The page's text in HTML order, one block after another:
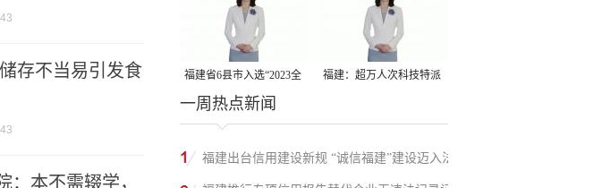
存不当易引发食
：本不需辍学，
福建省6县市入选“2023全
国县域发展潜力百强县”
福建：超万人次科技特派
一周热点新闻
福建出台信用建设新规 “诚信福建”建设迈入法